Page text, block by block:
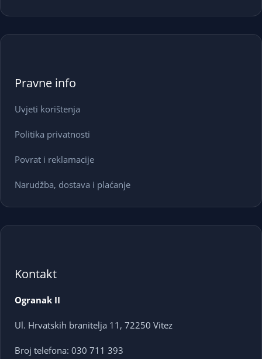
Pravne info
Uvjeti korištenja
Politika privatnosti
Povrat i reklamacije
Narudžba, dostava i plaćanje
Kontakt
Ogranak II
Ul. Hrvatskih branitelja 11, 72250 Vitez
Broj telefona: 030 711 393